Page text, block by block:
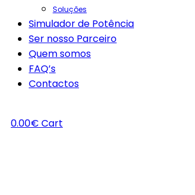
Soluções
Simulador de Potência
Ser nosso Parceiro
Quem somos
FAQ’s
Contactos
0.00€ Cart